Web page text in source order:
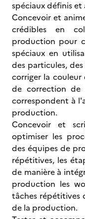
spéciaux définis
Concevoir et
crédibles en
production pour
spéciaux en
des particules,
corriger la
de correction de
correspondent à
production.
Concevoir et
optimiser les
des équipes de
répétitives, les
de manière à
production les
tâches répétitives
de la production.